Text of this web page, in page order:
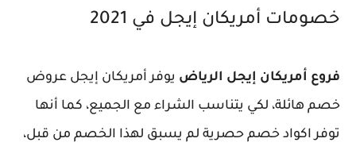
خصومات أمريكان إيجل في 2021
فروع أمريكان إيجل الرياض يوفر أمريكان إيجل عروض
خصم هائلة، لكي يتناسب الشراء مع الجميع، كما أنها
توفر اكواد خصم حصرية لم يسبق لهذا الخصم من قبل،